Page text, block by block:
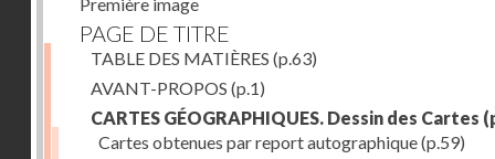
PAGE DE TITRE
TABLE DES MATIÈRES (p.63)
AVANT-PROPOS (p.1)
CARTES GÉOGRAPHIQUES. Dessin des Cartes
Cartes obtenues par report autographique(p.59)